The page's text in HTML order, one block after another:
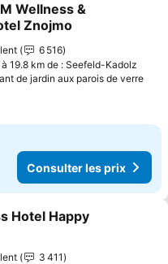
à mes favoris
Wellness &
Znojmo
6 516
19.8 km de : Seefeld-Kadolz
de jardin aux parois de verre
Consulter les prix
à mes favoris
Hotel Happy
3 411